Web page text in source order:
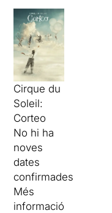
Cirque du
Soleil:
Corteo
No hi ha
noves
dates
confirmades
Més
informació